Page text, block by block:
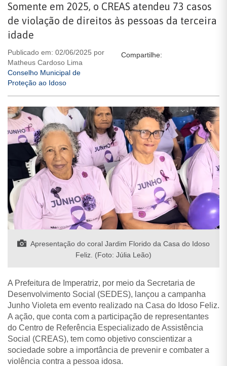
Somente em 2025, o CREAS atendeu 73 casos
de violação de direitos às pessoas da terceira
idade
Publicado em: 02/06/2025 por
Matheus Cardoso Lima
Conselho Municipal de
Proteção ao Idoso
Compartilhe:
Apresentação do coral Jardim Florido da Casa do Idoso
Feliz. (Foto: Júlia Leão)
A Prefeitura de Imperatriz, por meio da Secretaria de
Desenvolvimento Social (SEDES), lançou a campanha
Junho Violeta em evento realizado na Casa do Idoso Feliz.
A ação, que conta com a participação de representantes
do Centro de Referência Especializado de Assistência
Social (CREAS), tem como objetivo conscientizar a
sociedade sobre a importância de prevenir e combater a
violência contra a pessoa idosa.